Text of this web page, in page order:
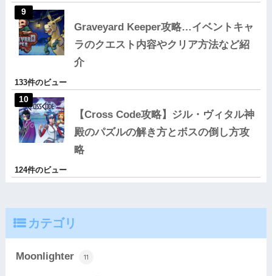
Graveyard Keeper攻略…イベントキャ
ラのクエスト内容やクリア方法など紹
介
133件のビュー
【Cross Code攻略】ジル・ヴィタル神
殿のパズルの解き方とボスの倒し方攻
略
124件のビュー
カテゴリ
Moonlighter 11